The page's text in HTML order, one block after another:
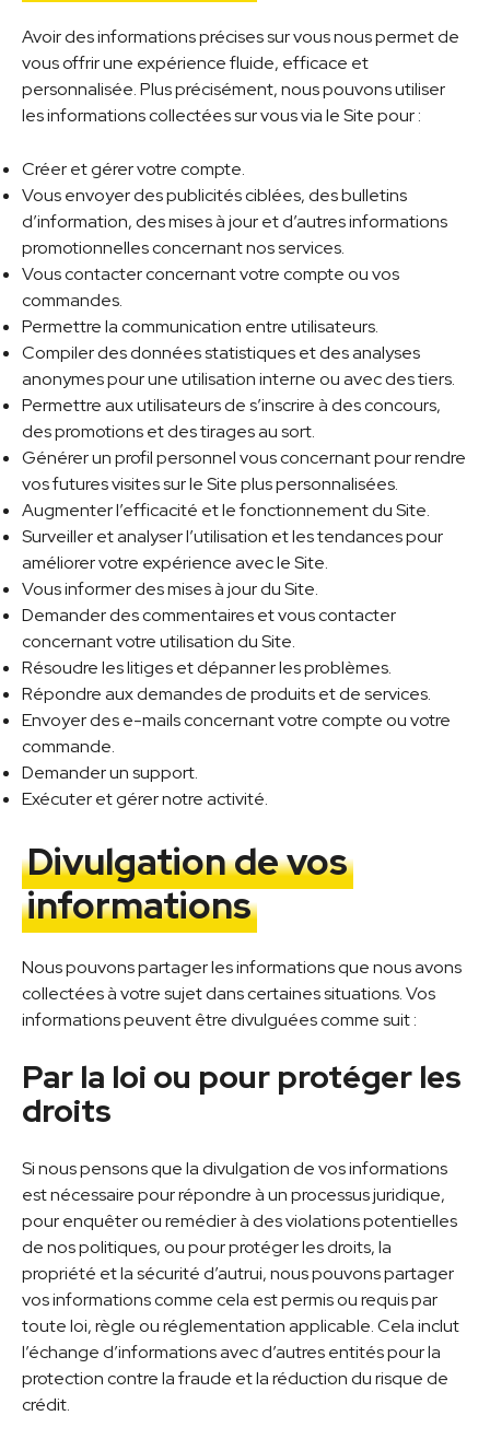
Avoir des informations précises sur vous nous permet de
vous offrir une expérience fluide, efficace et
personnalisée. Plus précisément, nous pouvons utiliser
les informations collectées sur vous via le Site pour :
Créer et gérer votre compte.
Vous envoyer des publicités ciblées, des bulletins
d’information, des mises à jour et d’autres informations
promotionnelles concernant nos services.
Vous contacter concernant votre compte ou vos
commandes.
Permettre la communication entre utilisateurs.
Compiler des données statistiques et des analyses
anonymes pour une utilisation interne ou avec des tiers.
Permettre aux utilisateurs de s’inscrire à des concours,
des promotions et des tirages au sort.
Générer un profil personnel vous concernant pour rendre
vos futures visites sur le Site plus personnalisées.
Augmenter l’efficacité et le fonctionnement du Site.
Surveiller et analyser l’utilisation et les tendances pour
améliorer votre expérience avec le Site.
Vous informer des mises à jour du Site.
Demander des commentaires et vous contacter
concernant votre utilisation du Site.
Résoudre les litiges et dépanner les problèmes.
Répondre aux demandes de produits et de services.
Envoyer des e-mails concernant votre compte ou votre
commande.
Demander un support.
Exécuter et gérer notre activité.
Divulgation de vos
informations
Nous pouvons partager les informations que nous avons
collectées à votre sujet dans certaines situations. Vos
informations peuvent être divulguées comme suit :
Par la loi ou pour protéger les
droits
Si nous pensons que la divulgation de vos informations
est nécessaire pour répondre à un processus juridique,
pour enquêter ou remédier à des violations potentielles
de nos politiques, ou pour protéger les droits, la
propriété et la sécurité d’autrui, nous pouvons partager
vos informations comme cela est permis ou requis par
toute loi, règle ou réglementation applicable. Cela inclut
l’échange d’informations avec d’autres entités pour la
protection contre la fraude et la réduction du risque de
crédit.